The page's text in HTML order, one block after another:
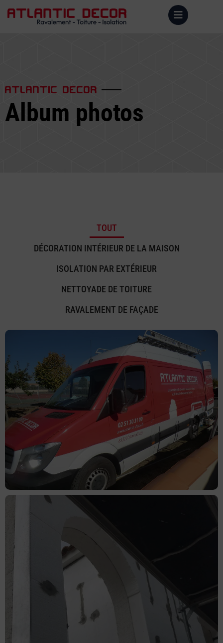
ATLANTIC DECOR
Album photos
TOUT
DÉCORATION INTÉRIEUR DE LA MAISON
ISOLATION PAR EXTÉRIEUR
NETTOYADE DE TOITURE
RAVALEMENT DE FAÇADE